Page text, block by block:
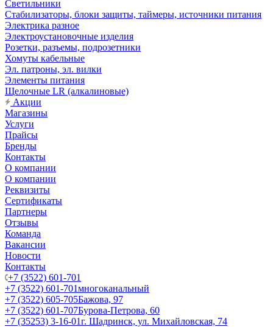
Светильники
Стабилизаторы, блоки защиты, таймеры, источники питания
Электрика разное
Электроустановочные изделия
Розетки, разъемы, подрозетники
Хомуты кабельные
Эл. патроны, эл. вилки
Элементы питания
Щелочные LR (алкалиновые)
Акции
Магазины
Услуги
Прайсы
Бренды
Контакты
О компании
О компании
Реквизиты
Сертификаты
Партнеры
Отзывы
Команда
Вакансии
Новости
Контакты
+7 (3522) 601-701
+7 (3522) 601-701многоканальный
+7 (3522) 605-705Бажова, 97
+7 (3522) 601-707Бурова-Петрова, 60
+7 (35253) 3-16-01г. Шадринск, ул. Михайловская, 74